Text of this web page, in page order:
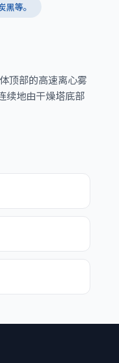
等。
顶部的高速离心雾
续地由干燥塔底部